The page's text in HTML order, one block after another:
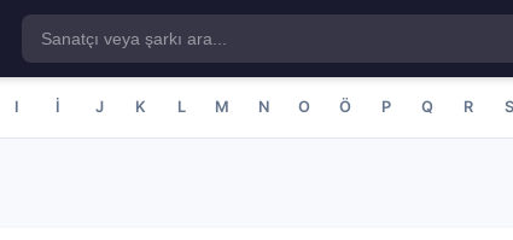
I İ J K L M N O Ö P Q R S